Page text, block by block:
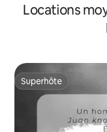
Locations
Superhôte
Superhôte